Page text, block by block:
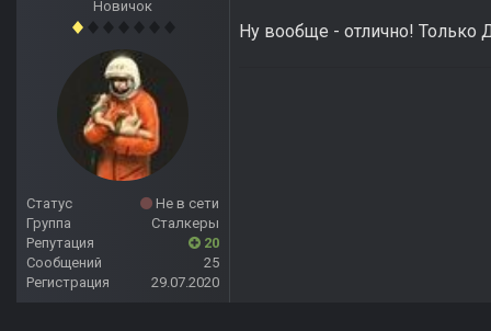
Новичок
Статус
Не в сети
Группа
Сталкеры
Репутация
20
Сообщений
25
Регистрация
29.07.2020
Ну вообще - отлично! Только